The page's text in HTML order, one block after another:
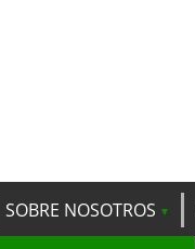
SOBRE NOSOTROS